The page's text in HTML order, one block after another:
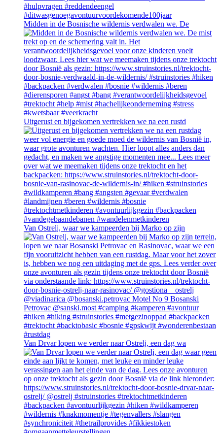
Midden in de Bosnische wildernis verdwalen we. De
Uitgerust en bijgekomen vertrekken we na een rustd
Van Ostrelj, waar we kampeerden bij Marko op zijn
Van Drvar lopen we verder naar Ostrelj, een dag wa